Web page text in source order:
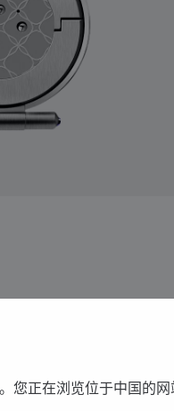
您正在浏览位于中国的网